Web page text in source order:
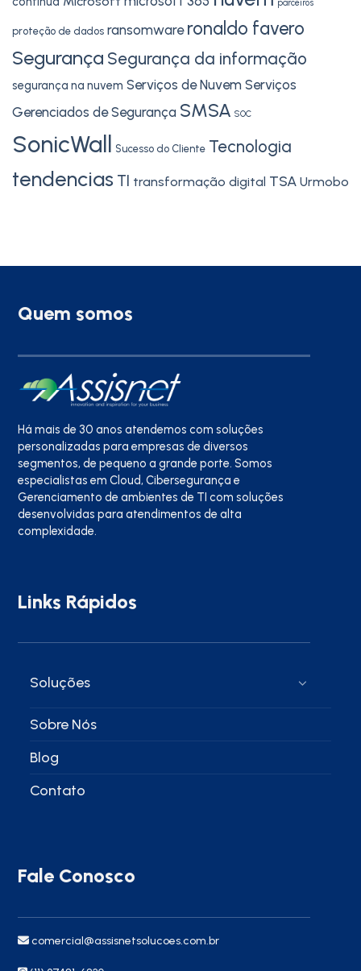
parceiros
proteção de dados ransomware ronaldo favero
Segurança Segurança da informação
segurança na nuvem Serviços de Nuvem Serviços
Gerenciados de Segurança SMSA SOC
SonicWall Sucesso do Cliente Tecnologia
tendencias TI transformação digital TSA Urmobo
Quem somos
Há mais de 30 anos atendemos com soluções
personalizadas para empresas de diversos
segmentos, de pequeno a grande porte. Somos
especialistas em Cloud, Cibersegurança e
Gerenciamento de ambientes de TI com soluções
desenvolvidas para atendimentos de alta
complexidade.
Links Rápidos
Soluções
Sobre Nós
Blog
Contato
Fale Conosco
comercial@assisnetsolucoes.com.br